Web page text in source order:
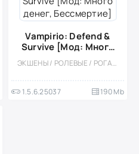
Vampirio: Defend &
Survive [Мод: Много
денег, Бессмертие] ЭКШЕНЫ / РОЛЕВЫЕ / РОГАЛИК / ФЭНТЕЗИ / СТИЛИЗАЦИЯ / МОД / ВСТРОЕННЫЙ КЕШ / ВЫЖИВАНИЕ / ВИД СВЕРХУ / TOWER DEFENCE / МАЛЕНЬКАЯ / БОССЫ / ВАМПИРЫ
1.5.6.25037 190 Mb